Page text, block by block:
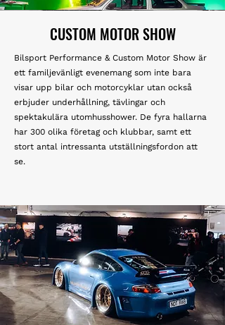
CUSTOM MOTOR SHOW
Bilsport Performance & Custom Motor Show är
ett familjevänligt evenemang som inte bara
visar upp bilar och motorcyklar utan också
erbjuder underhållning, tävlingar och
spektakulära utomhusshower. De fyra hallarna
har 300 olika företag och klubbar, samt ett
stort antal intressanta utställningsfordon att
se.